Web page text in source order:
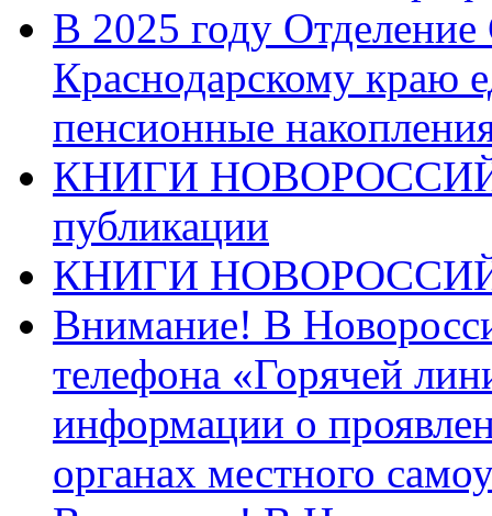
В 2025 году
Краснодарскому краю
пенсионные
КНИГИ
публикации
КНИГИ
Внимание! В
телефона «Горячей
информации о
органах местного